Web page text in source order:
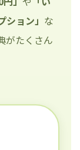
ション」 な
がたくさん